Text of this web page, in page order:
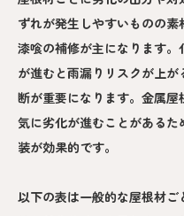
ずれが発生しやすいものの
漆喰の補修が主になります
が進むと雨漏りリスクが上
断が重要になります。金属
気に劣化が進むことがある
装が効果的です。
以下の表は一般的な屋根材